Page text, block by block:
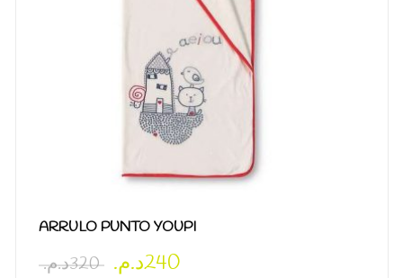
ARRULO PUNTO YOUPI
320د.م. 240د.م.